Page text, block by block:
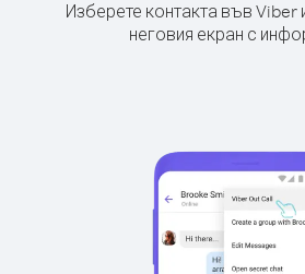
Изберете контакта във Viber
неговия екран с